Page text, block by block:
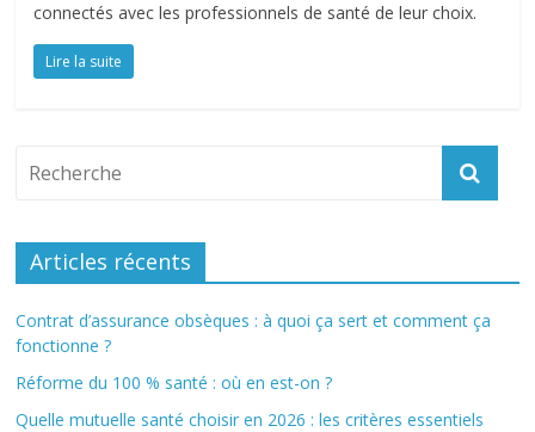
connectés avec les professionnels de santé de leur choix.
Lire la suite
Articles récents
Contrat d’assurance obsèques : à quoi ça sert et comment ça
fonctionne ?
Réforme du 100 % santé : où en est-on ?
Quelle mutuelle santé choisir en 2026 : les critères essentiels